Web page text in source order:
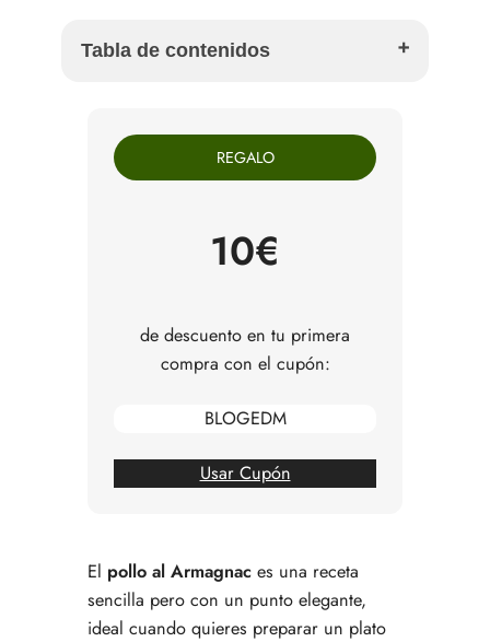
Tabla de contenidos
Cómo preparar pollo al Armagnac paso a paso
Champiñones: blanqueados o salteados
Consejos para que la salsa quede cremosa
Preguntas frecuentes sobre pollo al Armagnac
REGALO
10€
de descuento en tu primera
compra con el cupón:
BLOGEDM
Usar Cupón
El pollo al Armagnac es una receta
sencilla pero con un punto elegante,
ideal cuando quieres preparar un plato